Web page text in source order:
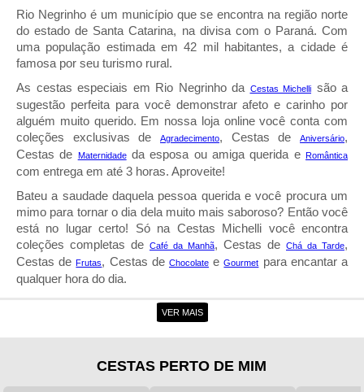
Rio Negrinho é um município que se encontra na região norte
do estado de Santa Catarina, na divisa com o Paraná. Com
uma população estimada em 42 mil habitantes, a cidade é
famosa por seu turismo rural.
As cestas especiais em Rio Negrinho da Cestas Michelli são a
sugestão perfeita para você demonstrar afeto e carinho por
alguém muito querido. Em nossa loja online você conta com
coleções exclusivas de
Agradecimento, Cestas de Aniversário,
Cestas de
Maternidadeda esposa ou amiga querida eRomântica
com entrega em até 3 horas. Aproveite!
Bateu a saudade daquela pessoa querida e você procura um
mimo para tornar o dia dela muito mais saboroso? Então você
está no lugar certo! Só na Cestas Michelli você encontra
coleções completas de Café da Manh, Cestas de Chá da Tarde,
Cestas deFrutas, Cestas deChocolate eGourmet para encantar a
qualquer hora do dia.
Entrega de Cestas em Rio Negrinho
Com a entrega de cestas em Rio Negrinho da Cestas Michelli,
passar em branco. Aqui você tem uma seleção exclusiva
VER MAIS
CESTAS PERTO DE MIM